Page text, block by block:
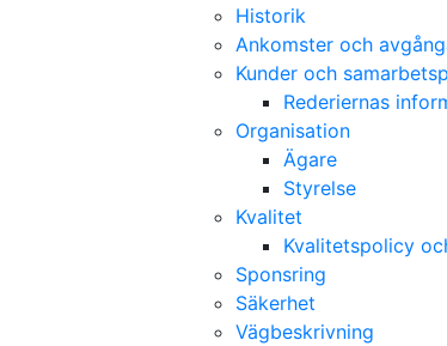
Historik
Ankomster och
Kunder och
Rederiernas
Organisation
Ägare
Styrelse
Kvalitet
Kvalitetspolicy
Sponsring
Säkerhet
Vägbeskrivning